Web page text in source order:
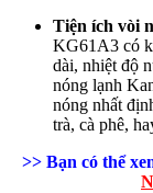
Tiện ích vòi
KG61A3 có
dài, nhiệt độ
nóng lạnh
nóng nhất
trà, cà phê,
>> Bạn có thể